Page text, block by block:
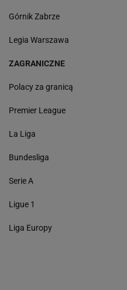
Górnik Zabrze
Legia Warszawa
ZAGRANICZNE
Polacy za granicą
Premier League
La Liga
Bundesliga
Serie A
Ligue 1
Liga Europy